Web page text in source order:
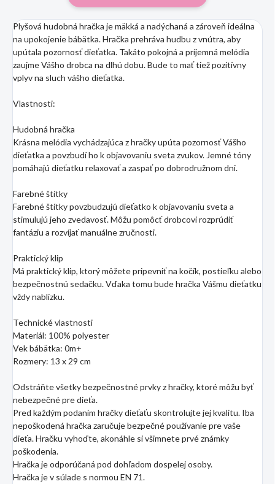
Plyšová hudobná hračka je mäkká a nadýchaná a zároveň ideálna
na upokojenie bábätka. Hračka prehráva hudbu z vnútra, aby
upútala pozornosť dieťatka. Takáto pokojná a príjemná melódia
zaujme Vášho drobca na dlhú dobu. Bude to mať tiež pozitívny
vplyv na sluch vášho dieťatka.
Vlastnosti:
Hudobná hračka
Krásna melódia vychádzajúca z hračky upúta pozornosť Vášho
dieťatka a povzbudí ho k objavovaniu sveta zvukov. Jemné tóny
pomáhajú dieťatku relaxovať a zaspať po dobrodružnom dni.
Farebné štítky
Farebné štítky povzbudzujú dieťatko k objavovaniu sveta a
stimulujú jeho zvedavosť. Môžu pomôcť drobcovi rozprúdiť
fantáziu a rozvíjať manuálne zručnosti.
Praktický klip
Má praktický klip, ktorý môžete pripevniť na kočík, postieľku alebo
bezpečnostnú sedačku. Vďaka tomu bude hračka Vášmu dieťatku
vždy nablízku.
Technické vlastnosti
Materiál: 100% polyester
Vek bábätka: 0m+
Rozmery: 13 x 29 cm
Odstráňte všetky bezpečnostné prvky z hračky, ktoré môžu byť
nebezpečné pre dieťa.
Pred každým podaním hračky dieťaťu skontrolujte jej kvalitu. Iba
nepoškodená hračka zaručuje bezpečné používanie pre vaše
dieťa. Hračku vyhoďte, akonáhle si všimnete prvé známky
poškodenia.
Hračka je odporúčaná pod dohľadom dospelej osoby.
Hračka je v súlade s normou EN 71.